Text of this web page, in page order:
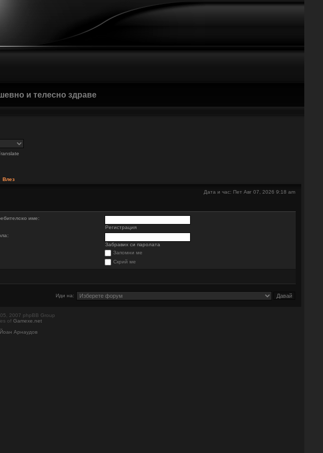
и телесно здраве
Влез
Дата и час: Пет Авг 07, 2026 9:18 am
име:
Регистрация
Забравих си паролата
Запомни ме
Скрий ме
Иди на:
2007 phpBB Group
of Gamexe.net
Арнаудов